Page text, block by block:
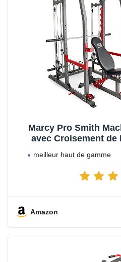
Marcy Pro Smith
avec Croisement de
meilleur haut de gamme
Amazon